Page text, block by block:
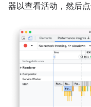
器以查看活动，然后